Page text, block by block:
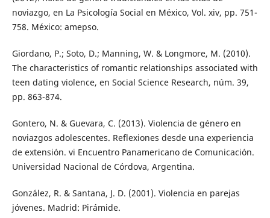
noviazgo, en La Psicología Social en México, Vol. xiv, pp. 751-
758. México: amepso.
Giordano, P.; Soto, D.; Manning, W. & Longmore, M. (2010).
The characteristics of romantic relationships associated with
teen dating violence, en Social Science Research, núm. 39,
pp. 863-874.
Gontero, N. & Guevara, C. (2013). Violencia de género en
noviazgos adolescentes. Reflexiones desde una experiencia
de extensión. vi Encuentro Panamericano de Comunicación.
Universidad Nacional de Córdova, Argentina.
González, R. & Santana, J. D. (2001). Violencia en parejas
jóvenes. Madrid: Pirámide.